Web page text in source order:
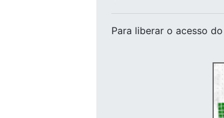
Para liberar o acesso